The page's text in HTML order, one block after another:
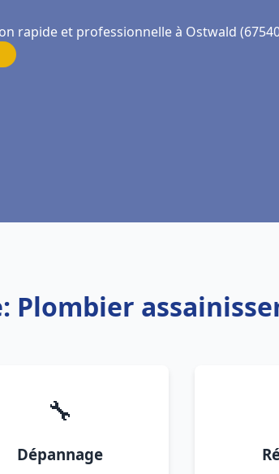
rapide et professionnelle à Ostwald
Plombier
🔧
Dépannage